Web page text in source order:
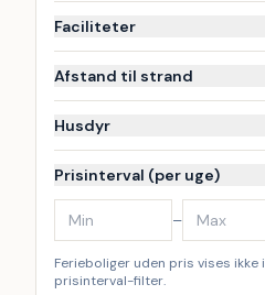
Faciliteter
Afstand til strand
Husdyr
Prisinterval (per uge)
–
Ferieboliger uden pris vises ikke i
prisinterval-filter.